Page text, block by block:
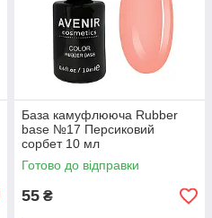
База камуфлююча Rubber
base №17 Персиковий
сорбет 10 мл
Готово до відправки
55 ₴